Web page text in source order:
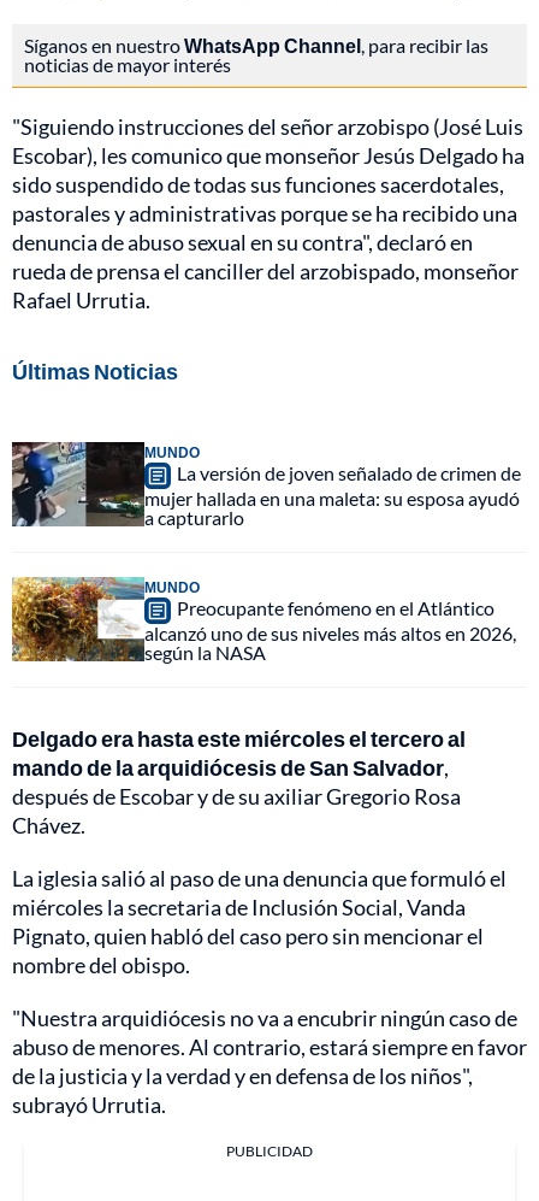
Síganos en nuestroWhatsApp Channel , para recibir las
noticias de mayor interés
"Siguiendo instrucciones del señor arzobispo (José Luis
Escobar), les comunico que monseñor Jesús Delgado ha
sido suspendido de todas sus funciones sacerdotales,
pastorales y administrativas porque se ha recibido una
denuncia de abuso sexual en su contra", declaró en
rueda de prensa el canciller del arzobispado, monseñor
Rafael Urrutia.
Últimas Noticias
MUNDO
La versión de joven señalado de crimen de
mujer hallada en una maleta: su esposa ayudó
a capturarlo
MUNDO
Preocupante fenómeno en el Atlántico
alcanzó uno de sus niveles más altos en 2026,
según la NASA
Delgado era hasta este miércoles el tercero al
mando de la arquidiócesis de San Salvador,
después de Escobar y de su axiliar Gregorio Rosa
Chávez.
La iglesia salió al paso de una denuncia que formuló el
miércoles la secretaria de Inclusión Social, Vanda
Pignato, quien habló del caso pero sin mencionar el
nombre del obispo.
"Nuestra arquidiócesis no va a encubrir ningún caso de
abuso de menores. Al contrario, estará siempre en favor
de la justicia y la verdad y en defensa de los niños",
subrayó Urrutia.
PUBLICIDAD